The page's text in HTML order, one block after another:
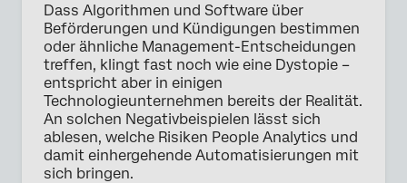
Dass Algorithmen und Software über
Beförderungen und Kündigungen bestimmen
oder ähnliche Management-Entscheidungen
treffen, klingt fast noch wie eine Dystopie –
entspricht aber in einigen
Technologieunternehmen bereits der Realität.
An solchen Negativbeispielen lässt sich
ablesen, welche Risiken People Analytics und
damit einhergehende Automatisierungen mit
sich bringen.